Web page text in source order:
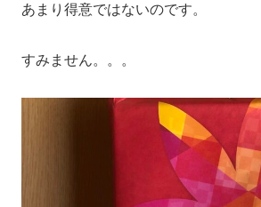
あまり得意ではないのです。
すみません。。。